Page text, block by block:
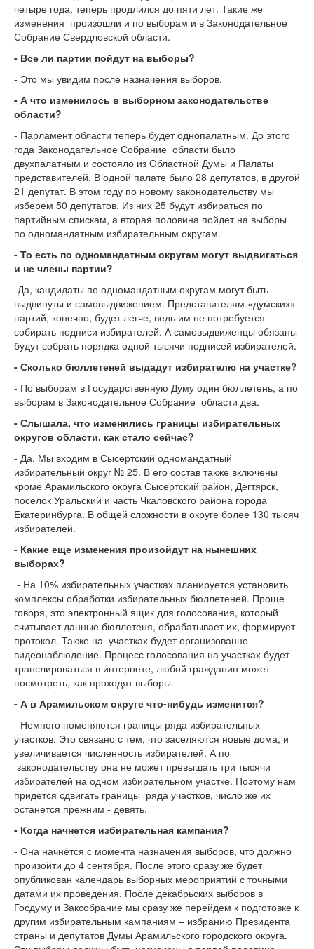
четыре года, теперь продлился до пяти лет. Такие же
изменения произошли и по выборам и в Законодательное
Собрание Свердловской области.
- Все ли партии пойдут на выборы?
- Это мы увидим после назначения выборов.
- А что изменилось в выборном законодательстве
области?
- Парламент области теперь будет однопалатным. До этого
года Законодательное Собрание области было
двухпалатным и состояло из Областной Думы и Палаты
представителей. В одной палате было 28 депутатов, в другой
21 депутат. В этом году по новому законодательству мы
изберем 50 депутатов. Из них 25 будут избираться по
партийным спискам, а вторая половина пойдет на выборы
по одномандатным избирательным округам.
- То есть по одномандатным округам могут выдвигаться
и не члены партии?
-Да, кандидаты по одномандатным округам могут быть
выдвинуты и самовыдвижением. Представителям «думских»
партий, конечно, будет легче, ведь им не потребуется
собирать подписи избирателей. А самовыдвиженцы обязаны
будут собрать порядка одной тысячи подписей избирателей.
- Сколько бюллетеней выдадут избирателю на участке?
- По выборам в Государственную Думу один бюллетень, а по
выборам в Законодательное Собрание области два.
- Слышала, что изменились границы избирательных
округов области, как стало сейчас?
- Да. Мы входим в Сысертский одномандатный
избирательный округ № 25. В его состав также включены
кроме Арамильского округа Сысертский район, Дегтярск,
поселок Уральский и часть Чкаловского района города
Екатеринбурга. В общей сложности в округе более 130 тысяч
избирателей.
- Какие еще изменения произойдут на нынешних
выборах?
- На 10% избирательных участках планируется установить
комплексы обработки избирательных бюллетеней. Проще
говоря, это электронный ящик для голосования, который
считывает данные бюллетеня, обрабатывает их, формирует
протокол. Также на участках будет организованно
видеонаблюдение. Процесс голосования на участках будет
транслироваться в интернете, любой гражданин может
посмотреть, как проходят выборы.
- А в Арамильском округе что-нибудь изменится?
- Немного поменяются границы ряда избирательных
участков. Это связано с тем, что заселяются новые дома, и
увеличивается численность избирателей. А по
законодательству она не может превышать три тысячи
избирателей на одном избирательном участке. Поэтому нам
придется сдвигать границы ряда участков, число же их
останется прежним - девять.
- Когда начнется избирательная кампания?
- Она начнётся с момента назначения выборов, что должно
произойти до 4 сентября. После этого сразу же будет
опубликован календарь выборных мероприятий с точными
датами их проведения. После декабрьских выборов в
Госдуму и Заксобрание мы сразу же перейдем к подготовке к
другим избирательным кампаниям – избранию Президента
страны и депутатов Думы Арамильского городского округа.